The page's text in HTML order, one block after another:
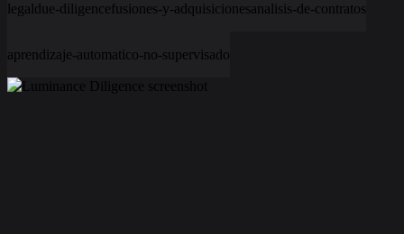
legaldue-diligencefusiones-y-adquisicionesanalisis-de-contratos
aprendizaje-automatico-no-supervisado